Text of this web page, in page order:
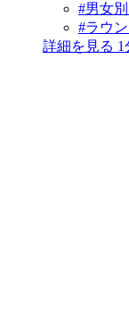
#男女
#ラウ
詳細を見る 1